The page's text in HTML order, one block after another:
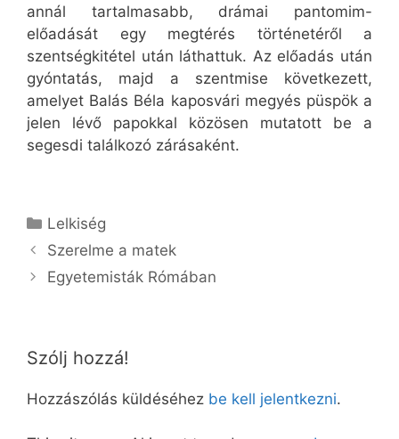
annál tartalmasabb, drámai pantomim-
előadását egy megtérés történetéről a
szentségkitétel után láthattuk. Az előadás után
gyóntatás, majd a szentmise következett,
amelyet Balás Béla kaposvári megyés püspök a
jelen lévő papokkal közösen mutatott be a
segesdi találkozó zárásaként.
Kategória
Lelkiség
Szerelme a matek
Egyetemisták Rómában
Szólj hozzá!
Hozzászólás küldéséhez be kell jelentkezni.